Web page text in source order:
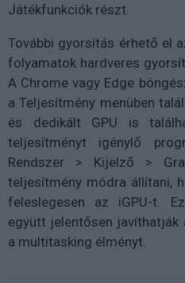
Játékfunkciók részt.
További gyorsítás érhető el
folyamatok hardveres
A Chrome vagy Edge
a Teljesítmény menüben
és dedikált GPU is
teljesítményt igénylő
Rendszer > Kijelző >
teljesítmény módra állítani,
feleslegesen az iGPU-t.
együtt jelentősen javíthatják
a multitasking élményt.